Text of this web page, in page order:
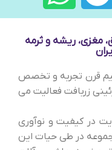
مغزی، ریشه و ثرمه
قرن تجربه و تخصص
زربافت فعالیت می
در کیفیت و نوآوری
در طی حیات این